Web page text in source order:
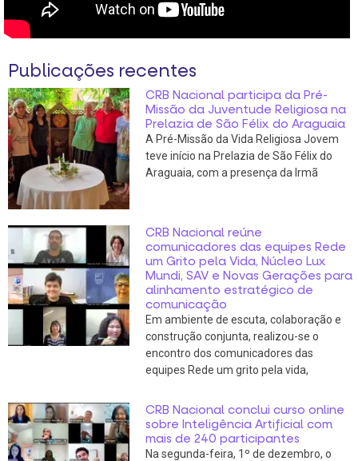
Publicações recentes
CRB Nacional participa da Pré-
Missão da Juventude Religiosa na
Prelazia de São Félix do Araguaia
A Pré-Missão da Vida Religiosa Jovem
teve início na Prelazia de São Félix do
Araguaia, com a presença da Irmã
CRB Nacional reúne
comunicadores das equipes Rede
um Grito pela Vida, Núcleo Lux
Mundi, SAV e Novas Gerações para
alinhamento estratégico de
comunicação
Em ambiente de escuta, colaboração e
construção conjunta, realizou-se o
encontro dos comunicadores das
equipes Rede um grito pela vida,
CRB Nacional conclui curso online
sobre Inteligência Artificial com
mais de 240 participantes
Na segunda-feira, 1º de dezembro, o